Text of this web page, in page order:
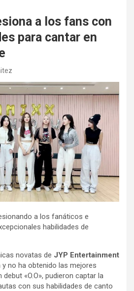
a los fans con
para cantar en
a los fanáticos e
habilidades de
novatas de JYP Entertainment
no ha obtenido las mejores
«O.O», pudieron captar la
con sus habilidades de canto